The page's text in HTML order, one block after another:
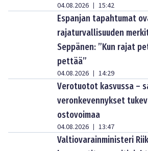
04.08.2026 | 15:42
Espanjan tapahtumat
rajaturvallisuuden
Seppänen: ”Kun rajat
pettää”
04.08.2026 | 14:29
Verotuotot kasvussa –
veronkevennykset
ostovoimaa
04.08.2026 | 13:47
Valtiovarainministeri